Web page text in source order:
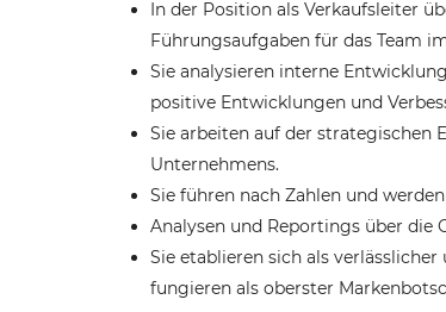
In der Position als Verkaufsleiter
Führungsaufgaben für das Team
Sie analysieren interne
positive Entwicklungen und
Sie arbeiten auf der
Unternehmens.
Sie führen nach Zahlen und
Analysen und Reportings über
Sie etablieren sich als
fungieren als oberster